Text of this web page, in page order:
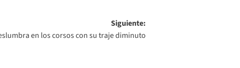
Siguiente:
en los corsos con su traje diminuto